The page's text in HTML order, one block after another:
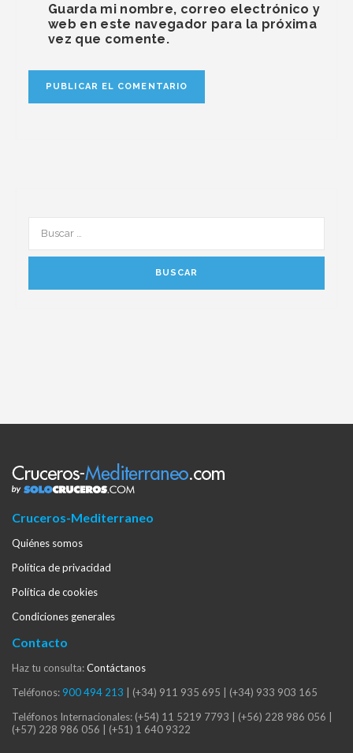
Guarda mi nombre, correo electrónico y
web en este navegador para la próxima
vez que comente.
Cruceros-Mediterraneo
Quiénes somos
Política de privacidad
Política de cookies
Condiciones generales
Contacto
Haz tu consulta:Contáctanos
Teléfonos: 900 494 213 (+34) 911 935 695
(+34) 933 903 165
Teléfonos Internacionales: (+54) 11 5219 7793 (+56) 228 986 056
(+57) 228 986 056
(+51) 1 640 9322